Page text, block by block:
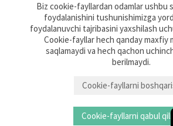
Rix Software website
Privacy & Cookies
Docklands Campus, University of
Biz cookie-fayllardan odamlar ushbu
foydalanishini tushunishimizga
foydalanuvchi tajribasini yaxshilash
Cookie-fayllar hech qanday maxfiy
saqlamaydi va hech qachon
berilmaydi.
Cookie-fayllarni
Cookie-fayllarni qabul